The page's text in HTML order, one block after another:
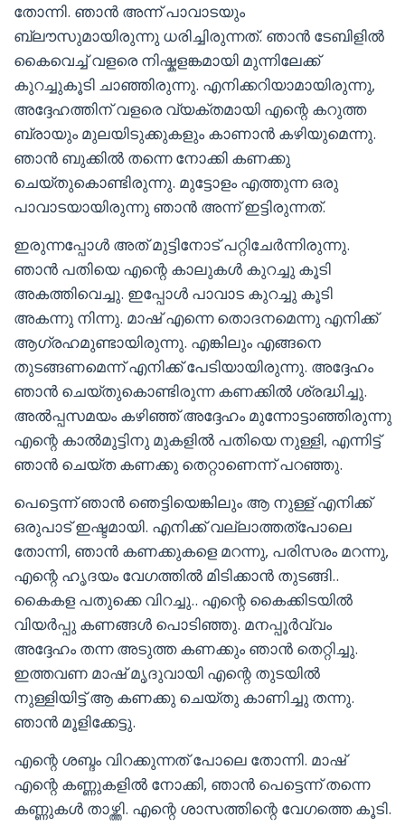
തോന്നി. ഞാൻ അന്ന് പാവാടയും
ബ്ലൗസുമായിരുന്നു ധരിച്ചിരുന്നത്. ഞാൻ ടേബിളിൽ
കൈവെച്ച് വളരെ നിഷ്കളങ്കമായി മുന്നിലേക്ക്
കുറച്ചുകൂടി ചാഞ്ഞിരുന്നു. എനിക്കറിയാമായിരുന്നു,
അദ്ദേഹത്തിന് വളരെ വ്യക്തമായി എന്റെ കറുത്ത
ബ്രായും മുലയിടുക്കുകളും കാണാൻ കഴിയുമെന്നു.
ഞാൻ ബുക്കിൽ തന്നെ നോക്കി കണക്കു
ചെയ്തുകൊണ്ടിരുന്നു. മുട്ടോളം എത്തുന്ന ഒരു
പാവാടയായിരുന്നു ഞാൻ അന്ന് ഇട്ടിരുന്നത്.
ഇരുന്നപ്പോൾ അത് മുട്ടിനോട് പറ്റിചേർന്നിരുന്നു.
ഞാൻ പതിയെ എന്റെ കാലുകൾ കുറച്ചു കൂടി
അകത്തിവെച്ചു. ഇപ്പോൾ പാവാട കുറച്ചു കൂടി
അകന്നു നിന്നു. മാഷ്‌ എന്നെ തൊദനമെന്നു എനിക്ക്
ആഗ്രഹമുണ്ടായിരുന്നു. എങ്കിലും എങ്ങനെ
തുടങ്ങണമെന്ന് എനിക്ക് പേടിയായിരുന്നു. അദ്ദേഹം
ഞാൻ ചെയ്തുകൊണ്ടിരുന്ന കണക്കിൽ ശ്രദ്ധിച്ചു.
അൽപ്പസമയം കഴിഞ്ഞ് അദ്ദേഹം മുന്നോട്ടാഞ്ഞിരുന്നു
എന്റെ കാൽമുട്ടിനു മുകളിൽ പതിയെ നുള്ളി, എന്നിട്ട്
ഞാൻ ചെയ്ത കണക്കു തെറ്റാണെന്ന് പറഞ്ഞു.
പെട്ടെന്ന് ഞാൻ ഞെട്ടിയെങ്കിലും ആ നുള്ള് എനിക്ക്
ഒരുപാട് ഇഷ്ടമായി. എനിക്ക് വല്ലാത്തത്പോലെ
തോന്നി, ഞാൻ കണക്കുകളെ മറന്നു, പരിസരം മറന്നു,
എന്റെ ഹൃദയം വേഗത്തിൽ മിടിക്കാൻ തുടങ്ങി..
കൈകള പതുക്കെ വിറച്ചു.. എന്റെ കൈക്കിടയിൽ
വിയർപ്പു കണങ്ങൾ പൊടിഞ്ഞു. മനപ്പൂർവ്വം
അദ്ദേഹം തന്ന അടുത്ത കണക്കും ഞാൻ തെറ്റിച്ചു.
ഇത്തവണ മാഷ്‌ മൃദുവായി എന്റെ തുടയിൽ
നുള്ളിയിട്ട് ആ കണക്കു ചെയ്തു കാണിച്ചു തന്നു.
ഞാൻ മൂളിക്കേട്ടു.
എന്റെ ശബ്ദം വിറക്കുന്നത് പോലെ തോന്നി. മാഷ്‌
എന്റെ കണ്ണുകളിൽ നോക്കി, ഞാൻ പെട്ടെന്ന് തന്നെ
കണ്ണുകൾ താഴ്ത്തി. എന്റെ ശാസത്തിന്റെ വേഗത്തെ കൂടി.